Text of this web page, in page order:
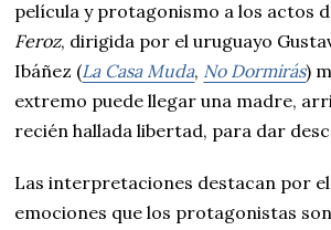
película y protagonismo a los actos
Feroz, dirigida por el uruguayo
Ibáñez (La Casa Muda, No Dormirás)
extremo puede llegar una madre,
recién hallada libertad, para dar
Las interpretaciones destacan por
emociones que los protagonistas